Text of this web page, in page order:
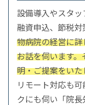
設備導入やスタッ
融資申込、節税対
物病院の経営に
お話を伺います
明・ご提案をいた
リモート対応も
クにも伺い「院